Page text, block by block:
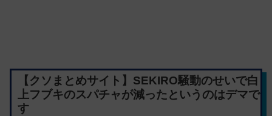
【クソまとめサイト】SEKIRO騒動のせいで白
上フブキのスパチャが減ったというのはデマで
す